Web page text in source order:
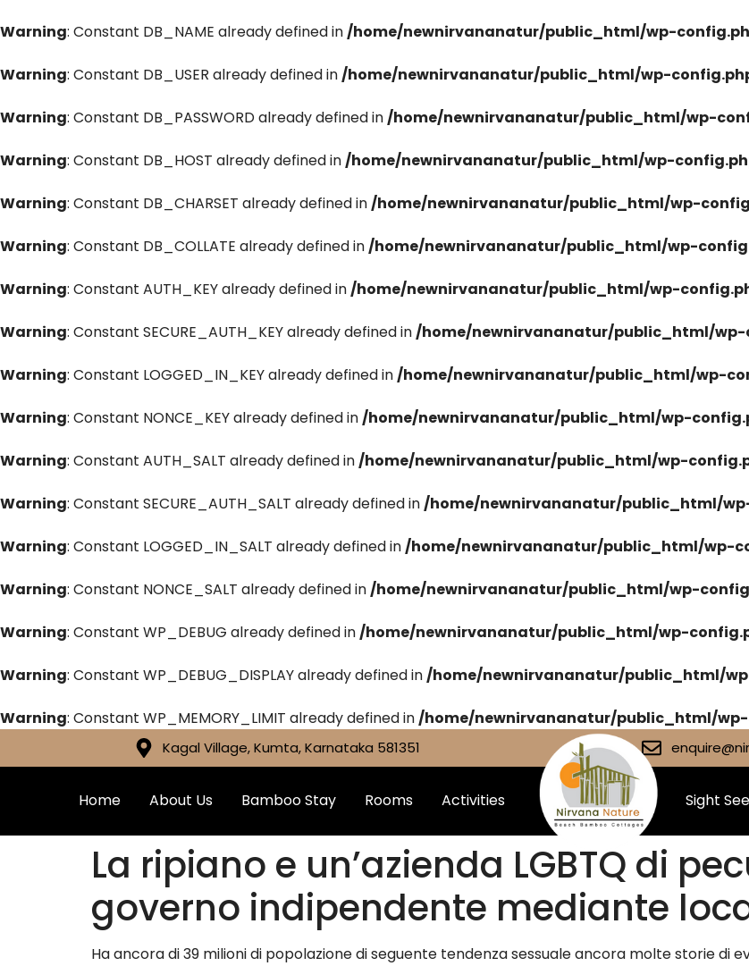
Warning: Constant DB_NAME already defined in/home/newnirvananatur/public_html/wp-
Warning: Constant DB_USER already defined in/home/newnirvananatur/public_html/wp-
Warning: Constant DB_PASSWORD already defined in/home/newnirvananatur/public_html/wp-
Warning: Constant DB_HOST already defined in/home/newnirvananatur/public_html/wp-
Warning: Constant DB_CHARSET already defined in/home/newnirvananatur/public_html/wp-
Warning: Constant DB_COLLATE already defined in/home/newnirvananatur/public_html/wp-
Warning: Constant AUTH_KEY already defined in/home/newnirvananatur/public_html/wp-
Warning: Constant SECURE_AUTH_KEY already defined in/home/newnirvananatur/public_html/wp-
Warning: Constant LOGGED_IN_KEY already defined in/home/newnirvananatur/public_html/wp-
Warning: Constant NONCE_KEY already defined in/home/newnirvananatur/public_html/wp-
Warning: Constant AUTH_SALT already defined in/home/newnirvananatur/public_html/wp-
Warning: Constant SECURE_AUTH_SALT already defined in/home/newnirvananatur/public_html/
Warning: Constant LOGGED_IN_SALT already defined in/home/newnirvananatur/public_html/wp-
Warning: Constant NONCE_SALT already defined in/home/newnirvananatur/public_html/wp-
Warning: Constant WP_DEBUG already defined in/home/newnirvananatur/public_html/wp-
Warning: Constant WP_DEBUG_DISPLAY already defined in/home/newnirvananatur/public_html/
Warning: Constant WP_MEMORY_LIMIT already defined in/home/newnirvananatur/public_html/
Kagal Village, Kumta, Karnataka 581351
Home About Us Bamboo Stay Rooms Activities Sight
La ripiano e un’azienda LGBTQ di
governo indipendente mediante
Ha ancora di 39 milioni di popolazione di seguente tendenza sessuale ancora molte storie di